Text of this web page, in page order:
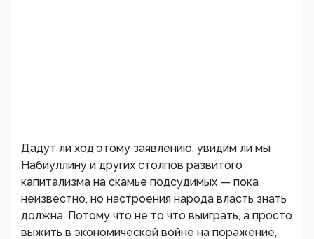
Дадут ли ход этому заявлению, увидим ли мы
Набиуллину и других столпов развитого
капитализма на скамье подсудимых — пока
неизвестно, но настроения народа власть знать
должна. Потому что не то что выиграть, а просто
выжить в экономической войне на поражение,